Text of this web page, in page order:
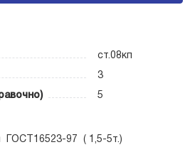
ст.08кп
3
5
ГОСТ16523-97 ( 1,5-5т.)